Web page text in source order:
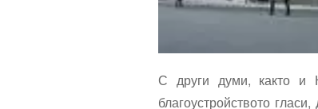
С други думи, както и
благоустройството